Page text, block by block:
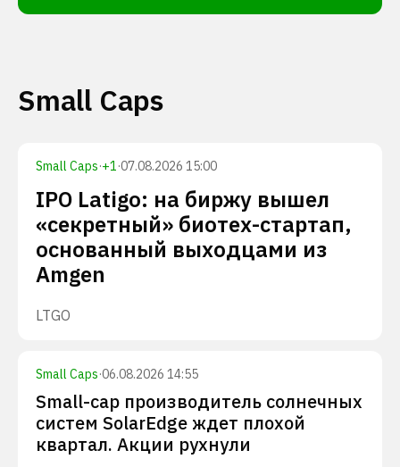
Small Caps
Small Caps·+1·07.08.2026 15:00
IPO Latigo: на биржу вышел
«секретный» биотех-стартап,
основанный выходцами из
Amgen
LTGO
Small Caps·06.08.2026 14:55
Small-cap производитель солнечных
систем SolarEdge ждет плохой
квартал. Акции рухнули